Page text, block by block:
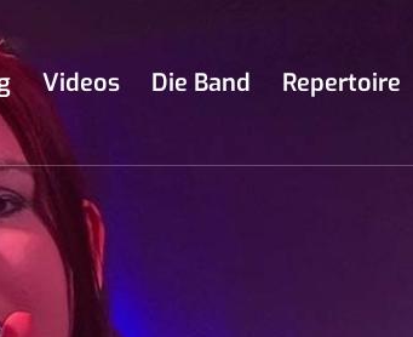
Videos Die Band Repertoire